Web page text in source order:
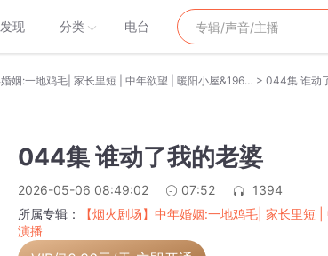
发现 分类 电台
【烟火剧场】中年婚姻:一地鸡毛| 家长里短 | 中年欲望 | 暖阳小屋&196先生演播 > 044集 谁动
044集 谁动了我的老婆
2026-05-06 08:49:02 07:52
1394
所属专辑：
【烟火剧场】中年婚姻:一地鸡毛| 家长里短
演播